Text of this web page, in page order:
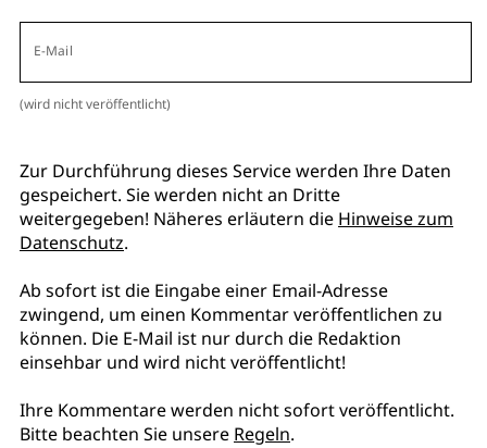
E-Mail
(wird nicht veröffentlicht)
Zur Durchführung dieses Service werden Ihre Daten
gespeichert. Sie werden nicht an Dritte
weitergegeben! Näheres erläutern die Hinweise zum
Datenschutz.
Ab sofort ist die Eingabe einer Email-Adresse
zwingend, um einen Kommentar veröffentlichen zu
können. Die E-Mail ist nur durch die Redaktion
einsehbar und wird nicht veröffentlicht!
Ihre Kommentare werden nicht sofort veröffentlicht.
Bitte beachten Sie unsere Regeln.